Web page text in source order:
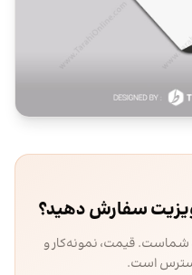
سفارش دهید؟
شماست. قیمت، نمونه‌کار و
است.